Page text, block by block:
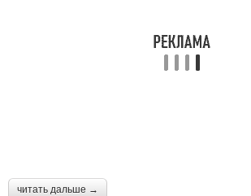
читать дальше →